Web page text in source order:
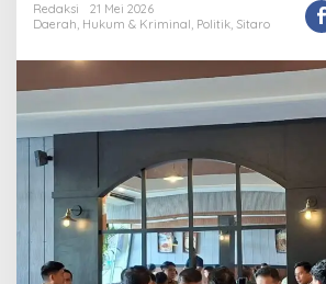
di
Masyarakat:
Jangan
Berani
Bupati
Saat
Ini
Redaksi
21 Mei 2026
Daerah, Hukum & Kriminal, Politik, Sitaro